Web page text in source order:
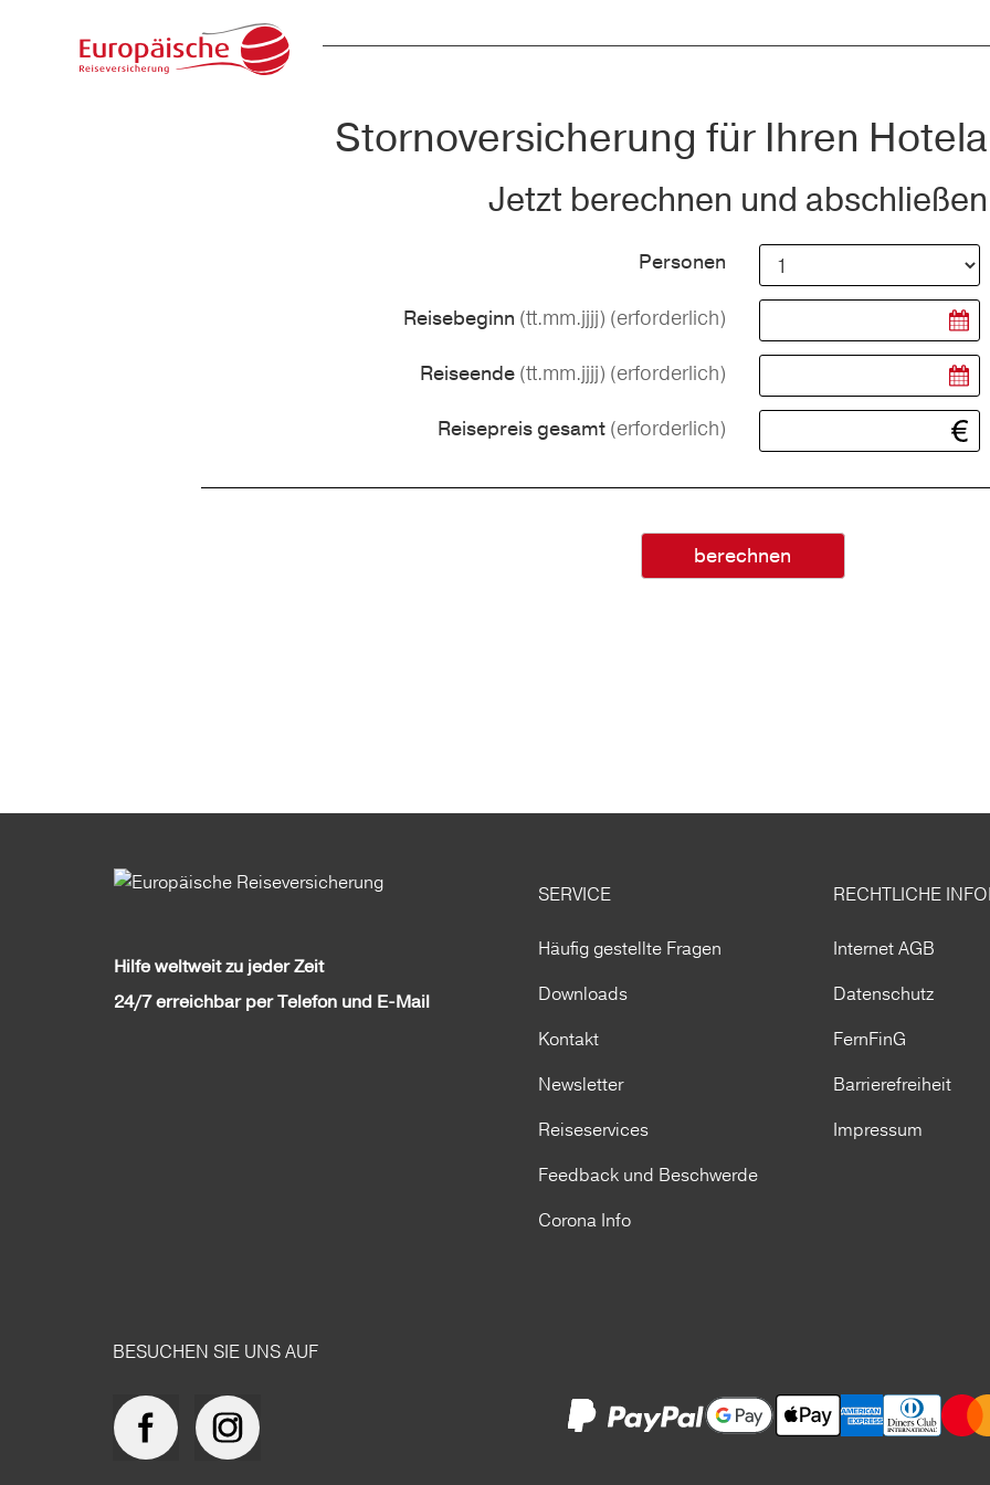
Stornoversicherung für Ihren
Jetzt berechnen und
Personen
Reisebeginn (tt.mm.jjjj) (erforderlich)
Reiseende (tt.mm.jjjj) (erforderlich)
Reisepreis gesamt (erforderlich)
berechnen
Hilfe weltweit zu jeder Zeit
24/7 erreichbar per Telefon und E-Mail
SERVICE
Häufig gestellte Fragen
Downloads
Kontakt
Newsletter
Reiseservices
Feedback und Beschwerde
Corona Info
RECHTLICHE
Internet AGB
Datenschutz
FernFinG
Barrierefreiheit
Impressum
BESUCHEN SIE UNS AUF